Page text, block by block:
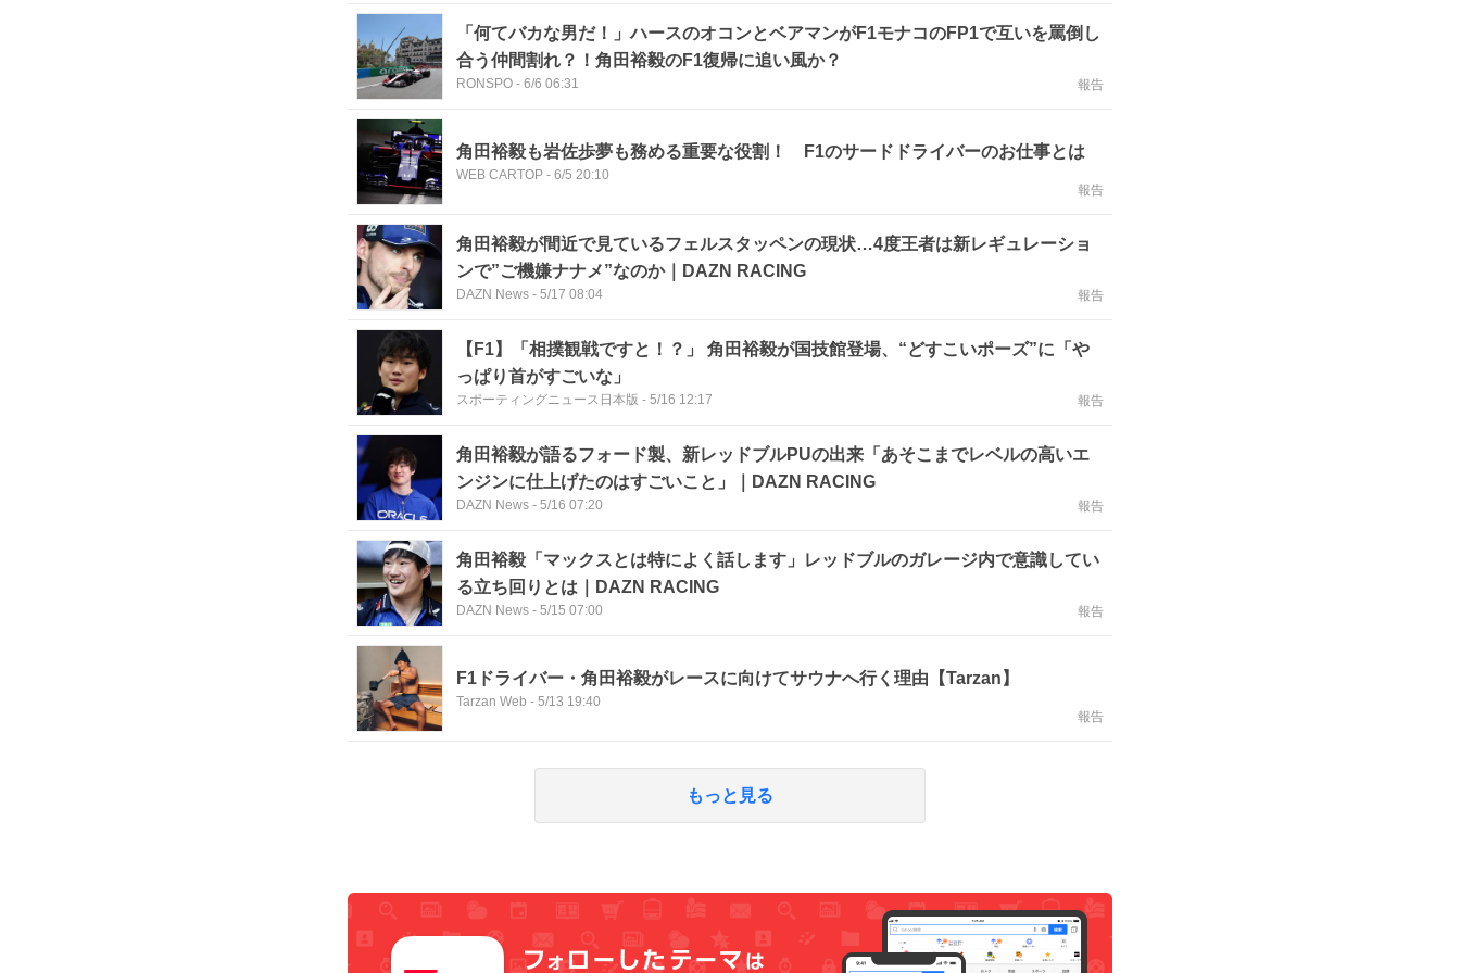
「何てバカな男だ！」ハースのオコンとベアマンがF1モナコのFP1で互いを罵倒し
合う仲間割れ？！角田裕毅のF1復帰に追い風か？
RONSPO - 6/6 06:31 報告
角田裕毅も岩佐歩夢も務める重要な役割！ F1のサードドライバーのお仕事とは
WEB CARTOP - 6/5 20:10
報告
角田裕毅が間近で見ているフェルスタッペンの現状…4度王者は新レギュレーショ
ンで”ご機嫌ナナメ”なのか｜DAZN RACING
DAZN News - 5/17 08:04 報告
【F1】「相撲観戦ですと！？」 角田裕毅が国技館登場、“どすこいポーズ”に「や
っぱり首がすごいな」
スポーティングニュース日本版 - 5/16 12:17 報告
角田裕毅が語るフォード製、新レッドブルPUの出来「あそこまでレベルの高いエ
ンジンに仕上げたのはすごいこと」｜DAZN RACING
DAZN News - 5/16 07:20 報告
角田裕毅「マックスとは特によく話します」レッドブルのガレージ内で意識してい
る立ち回りとは｜DAZN RACING
DAZN News - 5/15 07:00 報告
F1ドライバー・角田裕毅がレースに向けてサウナへ行く理由【Tarzan】
Tarzan Web - 5/13 19:40
報告
もっと見る